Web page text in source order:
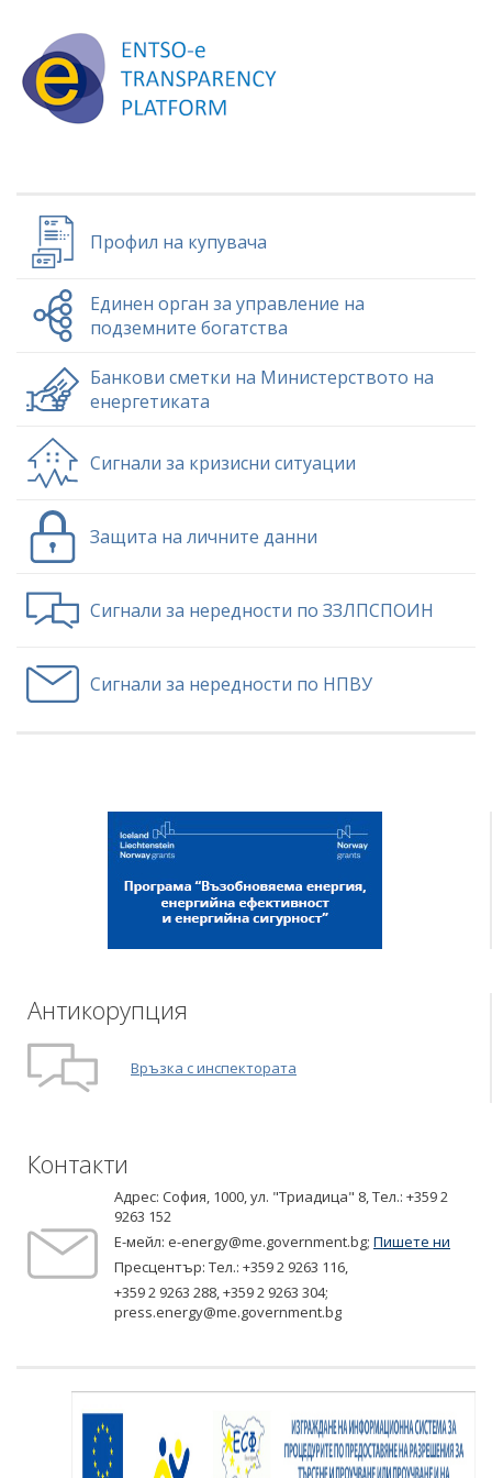
Профил на купувача
Единен орган за управление на
подземните богатства
Банкови сметки на Министерството на
енергетиката
Сигнали за кризисни ситуации
Защита на личните данни
Сигнали за нередности по ЗЗЛПСПОИН
Сигнали за нередности по НПВУ
Антикорупция
Връзка с инспектората
Контакти
Адрес: София, 1000, ул. "Триадица" 8,Tел.: +359 2
9263 152
Е-мейл: e-energy@me.government.bg; Пишете ни
Пресцентър: Тел.: +359 2 9263 116,
+359 2 9263 288,+359 2 9263 304;
press.energy@me.government.bg